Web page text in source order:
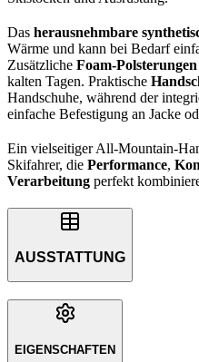
Das herausnehmbare
Wärme und kann bei Bedarf
Zusätzliche Foam-Polsterungen
kalten Tagen. Praktische
Handschuhe, während der
einfache Befestigung an Jacke
Ein vielseitiger All-Mountain-
Skifahrer, die Performance,
Verarbeitung perfekt
AUSSTATTUNG
EIGENSCHAFTEN